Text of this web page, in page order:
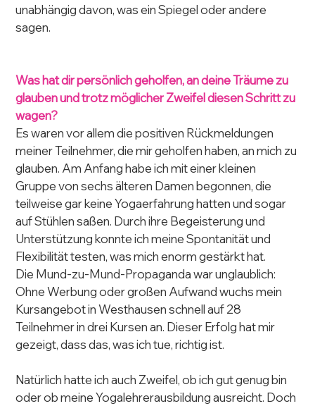
unabhängig davon, was ein Spiegel oder andere
sagen.
Was hat dir persönlich geholfen, an deine Träume zu
glauben und trotz möglicher Zweifel diesen Schritt zu
wagen?
Es waren vor allem die positiven Rückmeldungen
meiner Teilnehmer, die mir geholfen haben, an mich zu
glauben. Am Anfang habe ich mit einer kleinen
Gruppe von sechs älteren Damen begonnen, die
teilweise gar keine Yogaerfahrung hatten und sogar
auf Stühlen saßen. Durch ihre Begeisterung und
Unterstützung konnte ich meine Spontanität und
Flexibilität testen, was mich enorm gestärkt hat.
Die Mund-zu-Mund-Propaganda war unglaublich:
Ohne Werbung oder großen Aufwand wuchs mein
Kursangebot in Westhausen schnell auf 28
Teilnehmer in drei Kursen an. Dieser Erfolg hat mir
gezeigt, dass das, was ich tue, richtig ist.
Natürlich hatte ich auch Zweifel, ob ich gut genug bin
oder ob meine Yogalehrerausbildung ausreicht. Doch